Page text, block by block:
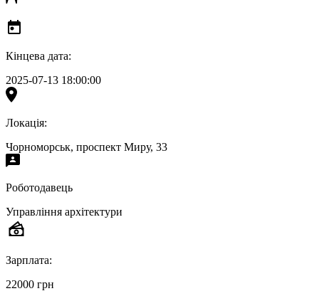
Кінцева дата:
2025-07-13 18:00:00
Локація:
Чорноморськ, проспект Миру, 33
Роботодавець
Управління архітектури
Зарплата:
22000 грн